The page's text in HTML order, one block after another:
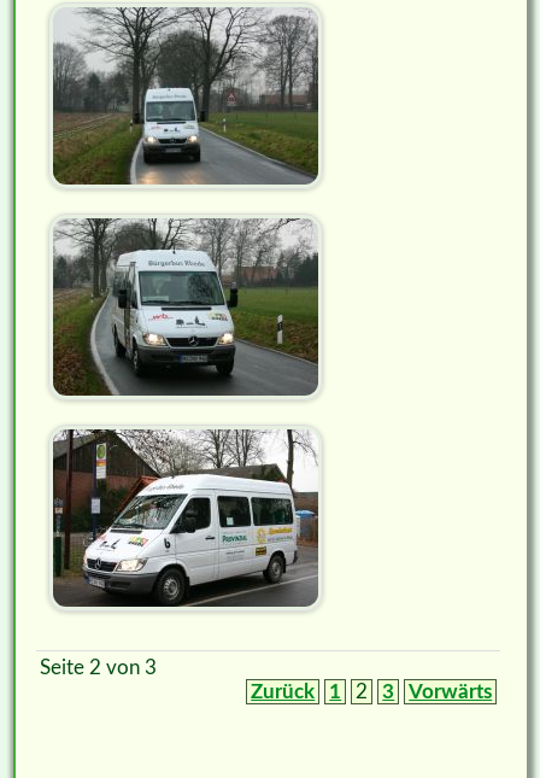
Seite 2 von 3
Zurück
1 2 3 Vorwärts